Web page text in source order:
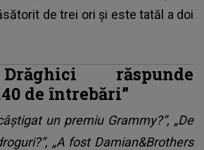
de trei ori și este tatăl a doi
răspunde
de întrebări”
un premiu Grammy?”, „De
„A fost Damian&Brothers